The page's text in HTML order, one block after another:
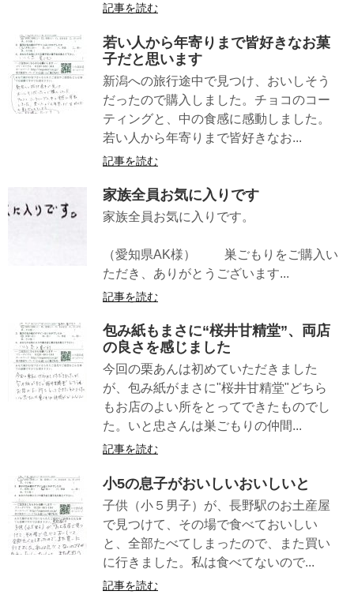
記事を読む
若い人から年寄りまで皆好きなお菓
子だと思います
新潟への旅行途中で見つけ、おいしそう
だったので購入しました。チョコのコー
ティングと、中の食感に感動しました。
若い人から年寄りまで皆好きなお...
記事を読む
家族全員お気に入りです
家族全員お気に入りです。
（愛知県AK様） 巣ごもりをご購入い
ただき、ありがとうございます...
記事を読む
包み紙もまさに“桜井甘精堂”、両店
の良さを感じました
今回の栗あんは初めていただきました
が、包み紙がまさに"桜井甘精堂"どちら
もお店のよい所をとってできたものでし
た。いと忠さんは巣ごもりの仲間...
記事を読む
小5の息子がおいしいおいしいと
子供（小５男子）が、長野駅のお土産屋
で見つけて、その場で食べておいしい
と、全部たべてしまったので、また買い
に行きました。私は食べてないので...
記事を読む